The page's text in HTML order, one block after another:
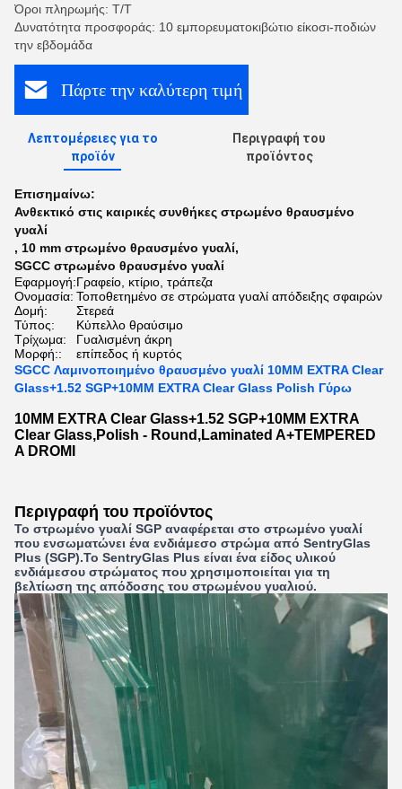
Όροι πληρωμής: Τ/Τ
Δυνατότητα προσφοράς: 10 εμπορευματοκιβώτιο είκοσι-ποδιών
την εβδομάδα
Πάρτε την καλύτερη τιμή
Λεπτομέρειες για το
προϊόν
Περιγραφή του
προϊόντος
Επισημαίνω:
Ανθεκτικό στις καιρικές συνθήκες στρωμένο θραυσμένο
γυαλί
, 10 mm στρωμένο θραυσμένο γυαλί,
SGCC στρωμένο θραυσμένο γυαλί
Εφαρμογή:Γραφείο, κτίριο, τράπεζα
Ονομασία: Τοποθετημένο σε στρώματα γυαλί απόδειξης σφαιρών
Δομή:
Στερεά
Τύπος:
Κύπελλο θραύσιμο
Τρίχωμα:
Γυαλισμένη άκρη
Μορφή::
επίπεδος ή κυρτός
SGCC Λαμινοποιημένο θραυσμένο γυαλί 10MM EXTRA Clear
Glass+1.52 SGP+10MM EXTRA Clear Glass Polish Γύρω
10MM EXTRA Clear Glass+1.52 SGP+10MM EXTRA
Clear Glass,Polish - Round,Laminated A+TEMPERED
A DROMI
Περιγραφή του προϊόντος
Το στρωμένο γυαλί SGP αναφέρεται στο στρωμένο γυαλί
που ενσωματώνει ένα ενδιάμεσο στρώμα από SentryGlas
Plus (SGP).Το SentryGlas Plus είναι ένα είδος υλικού
ενδιάμεσου στρώματος που χρησιμοποιείται για τη
βελτίωση της απόδοσης του στρωμένου γυαλιού.